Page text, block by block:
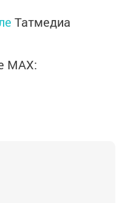
Татмедиа
MАХ: